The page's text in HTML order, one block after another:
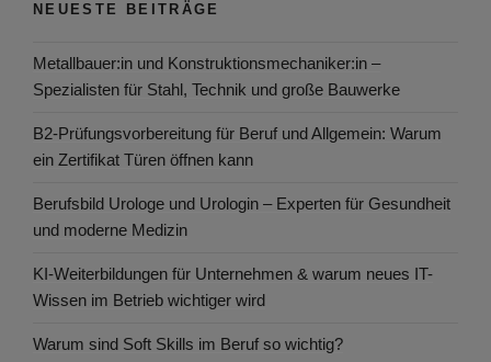
NEUESTE BEITRÄGE
Metallbauer:in und Konstruktionsmechaniker:in –
Spezialisten für Stahl, Technik und große Bauwerke
B2-Prüfungsvorbereitung für Beruf und Allgemein: Warum
ein Zertifikat Türen öffnen kann
Berufsbild Urologe und Urologin – Experten für Gesundheit
und moderne Medizin
KI-Weiterbildungen für Unternehmen & warum neues IT-
Wissen im Betrieb wichtiger wird
Warum sind Soft Skills im Beruf so wichtig?